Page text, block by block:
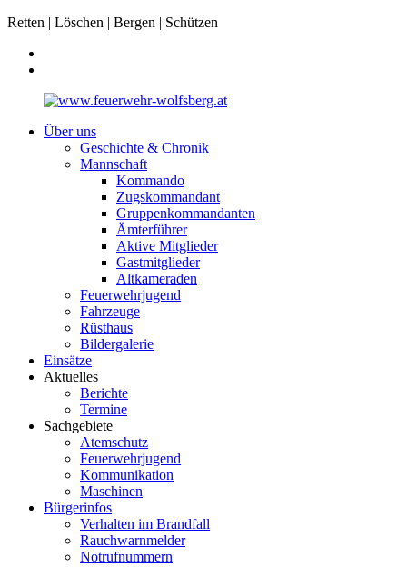
Retten | Löschen | Bergen | Schützen
Über uns
Geschichte & Chronik
Mannschaft
Kommando
Zugskommandant
Gruppenkommandanten
Ämterführer
Aktive Mitglieder
Gastmitglieder
Altkameraden
Feuerwehrjugend
Fahrzeuge
Rüsthaus
Bildergalerie
Einsätze
Aktuelles
Berichte
Termine
Sachgebiete
Atemschutz
Feuerwehrjugend
Kommunikation
Maschinen
Bürgerinfos
Verhalten im Brandfall
Rauchwarnmelder
Notrufnummern